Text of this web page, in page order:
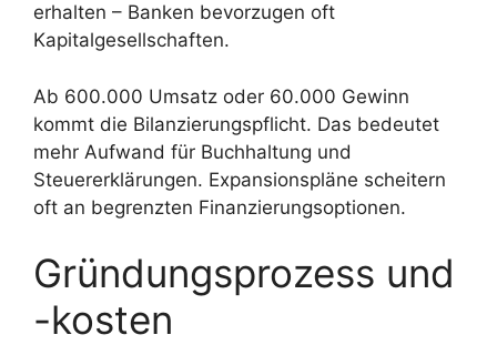
erhalten – Banken bevorzugen oft
Kapitalgesellschaften.
Ab 600.000 Umsatz oder 60.000 Gewinn
kommt die Bilanzierungspflicht. Das bedeutet
mehr Aufwand für Buchhaltung und
Steuererklärungen. Expansionspläne scheitern
oft an begrenzten Finanzierungsoptionen.
Gründungsprozess und
-kosten